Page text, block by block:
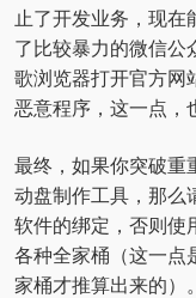
止了开发业务，现在
了比较暴力的微信公
歌浏览器打开官方网
恶意程序，这一点，
最终，如果你突破重
动盘制作工具，那么
软件的绑定，否则使
各种全家桶（这一点
家桶才推算出来的）